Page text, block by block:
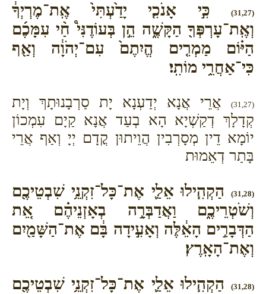
(31,27)
כִּ֣י אָנֹכִ֤י יָדַ֙עְתִּי֙ אֶֽת־מֶרְיְךָ֔
וְאֶֽת־עָרְפְּךָ֖ הַקָּשֶׁ֑ה הֵ֣ן בְּעוֹדֶנִּי֩ חַ֨י עִמָּכֶ֜ם
הַיּ֗וֹם מַמְרִ֤ים הֱיִתֶם֙ עִם־יְהֹוָ֔ה וְאַ֖ף
כִּי־אַחֲרֵ֥י מוֹתִֽי׃
(31,27)
אֲרֵי אֲנָא יְדַעְנָא יָת סַרְבָנוּתָךְ וְיָת
קְדָלָךְ דְקַשְׁיָא הָא בְעַד אֲנָא קַיָם עִמְכוֹן
יוֹמָא דֵין מְסָרְבִין הֲוֵיתוּן קֳדָם יְיָ וְאַף אֲרֵי
בָּתַר דְאֵמוּת
(31,28)
הַקְהִ֧ילוּ אֵלַ֛י אֶת־כָּל־זִקְנֵ֥י שִׁבְטֵיכֶ֖ם
וְשֹׁטְרֵיכֶ֑ם וַאֲדַבְּרָ֣ה בְאָזְנֵיהֶ֗ם אֵ֚ת
הַדְּבָרִ֣ים הָאֵ֔לֶּה וְאָעִ֣ידָה בָּ֔ם אֶת־הַשָּׁמַ֖יִם
וְאֶת־הָאָֽרֶץ׃
(31,28)
הַקְהִ֧ילוּ אֵלַ֛י אֶת־כָּל־זִקְנֵ֥י שִׁבְטֵיכֶ֖ם